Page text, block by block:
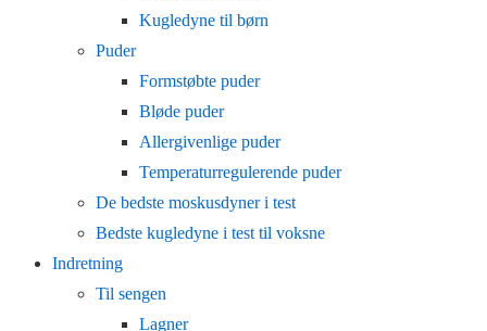
Kugledyne til børn
Puder
Formstøbte puder
Bløde puder
Allergivenlige puder
Temperaturregulerende puder
De bedste moskusdyner i test
Bedste kugledyne i test til voksne
Indretning
Til sengen
Lagner